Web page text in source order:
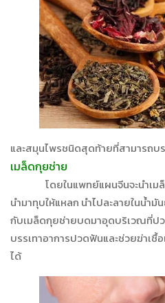
และสมุนไพรชนิดสุดท้ายที่สามารถบ
เมล็ดกุยช่าย
โดยในแพทย์แผนจีนจะนำเมล็ด
นำมาทุบให้แหลก นำไปละลายในน้ำ
กับเมล็ดกุยช่ายบดมาอุดบริเวณที่ป
บรรเทาอาการปวดฟันและช่วยฆ่าเ
ได้